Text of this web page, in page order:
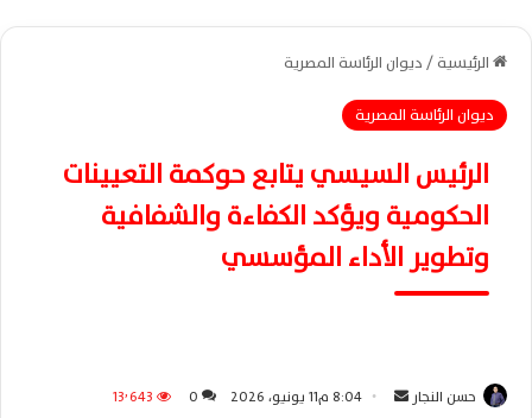
الرئيسية/ديوان الرئاسة المصرية
ديوان الرئاسة المصرية
الرئيس السيسي يتابع حوكمة التعيينات
الحكومية ويؤكد الكفاءة والشفافية
وتطوير الأداء المؤسسي
حسن النجار 8:04 م11 يونيو، 2026 0
13٬643